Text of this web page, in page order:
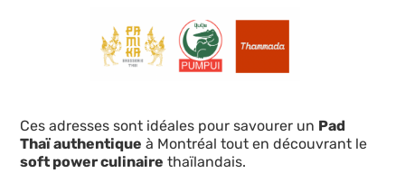
Ces adresses sont idéales pour savourer un Pad
Thaï authentique à Montréal tout en découvrant le
soft power culinaire thaïlandais.